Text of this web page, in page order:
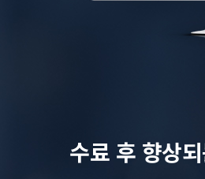
수료 후 향상